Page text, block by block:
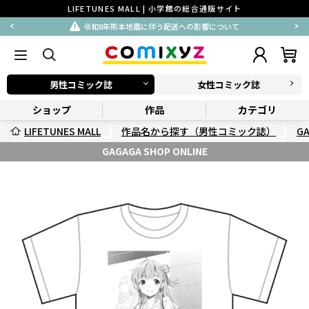
LIFETUNES MALL | 小学館の総合通販サイト
令和8年熊本地震に伴う配送への影響について
男性コミック誌 女性コミック誌
ショップ 作品
カテゴリ
LIFETUNES MALL
作品名から探す（男性コミック誌）
GAGAGA SHOP ONLINE